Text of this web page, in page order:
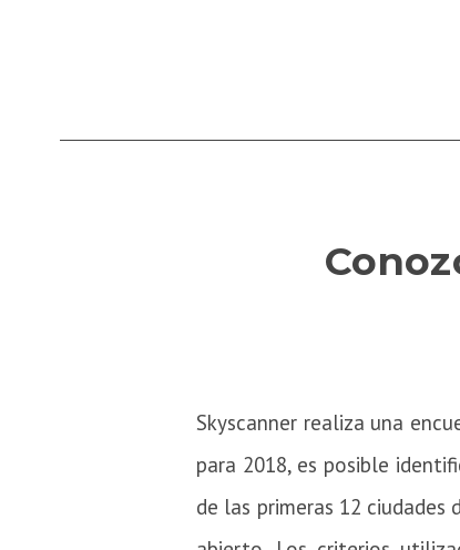
Skyscanner realiza una
para 2018, es posible
de las primeras 12